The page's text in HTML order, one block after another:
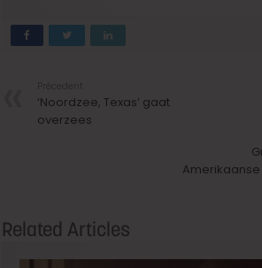
‘Noordzee, Texas’ gaat
overzees
Amerikaanse
Related Articles